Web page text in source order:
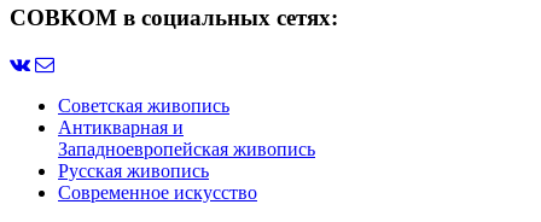
СОВКОМ в социальных сетях:
Советская живопись
Антикварная и
Западноевропейская живопись
Русская живопись
Современное искусство